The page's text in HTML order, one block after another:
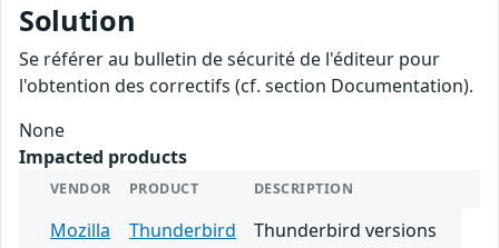
Solution
Se référer au bulletin de sécurité de l'éditeur pour
l'obtention des correctifs (cf. section Documentation).
None
Impacted products
VENDOR PRODUCT DESCRIPTION
Mozilla Thunderbird
Thunderbird versions